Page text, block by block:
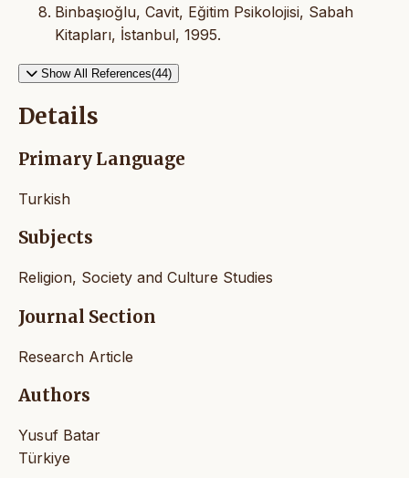
Binbaşıoğlu, Cavit, Eğitim Psikolojisi, Sabah
Kitapları, İstanbul, 1995.
Show All References(44)
Details
Primary Language
Turkish
Subjects
Religion, Society and Culture Studies
Journal Section
Research Article
Authors
Yusuf Batar
Türkiye